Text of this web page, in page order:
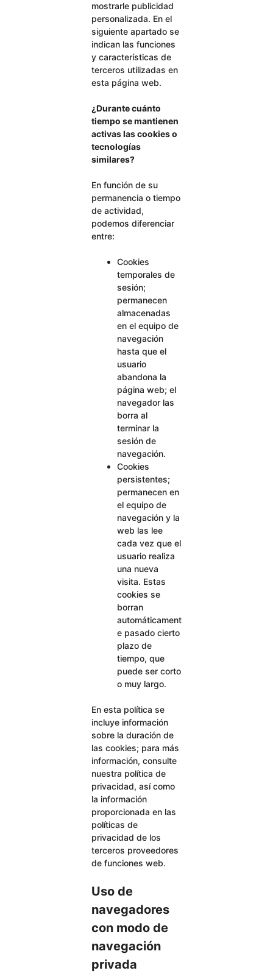
mostrarle publicidad
personalizada. En el
siguiente apartado se
indican las funciones
y características de
terceros utilizadas en
esta página web.
¿Durante cuánto
tiempo se mantienen
activas las cookies o
tecnologías
similares?
En función de su
permanencia o tiempo
de actividad,
podemos diferenciar
entre:
Cookies
temporales de
sesión;
permanecen
almacenadas
en el equipo de
navegación
hasta que el
usuario
abandona la
página web; el
navegador las
borra al
terminar la
sesión de
navegación.
Cookies
persistentes;
permanecen en
el equipo de
navegación y la
web las lee
cada vez que el
usuario realiza
una nueva
visita. Estas
cookies se
borran
automáticament
e pasado cierto
plazo de
tiempo, que
puede ser corto
o muy largo.
En esta política se
incluye información
sobre la duración de
las cookies; para más
información, consulte
nuestra política de
privacidad, así como
la información
proporcionada en las
políticas de
privacidad de los
terceros proveedores
de funciones web.
Uso de
navegadores
con modo de
navegación
privada